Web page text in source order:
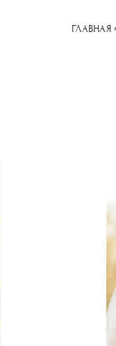
ГЛАВНАЯ